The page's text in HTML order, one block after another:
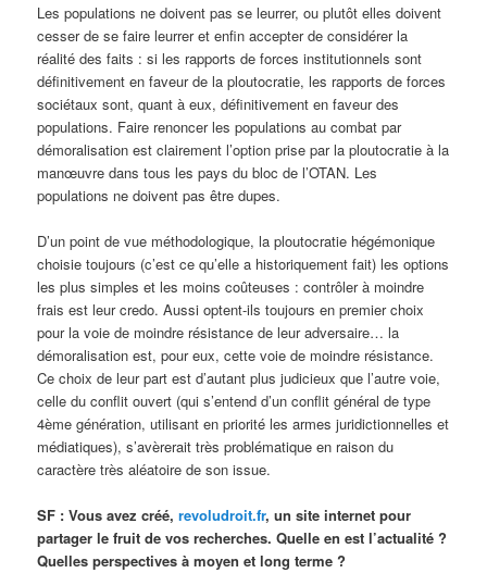
Les populations ne doivent pas se leurrer, ou plutôt elles doivent
cesser de se faire leurrer et enfin accepter de considérer la
réalité des faits : si les rapports de forces institutionnels sont
définitivement en faveur de la ploutocratie, les rapports de forces
sociétaux sont, quant à eux, définitivement en faveur des
populations. Faire renoncer les populations au combat par
démoralisation est clairement l’option prise par la ploutocratie à la
manœuvre dans tous les pays du bloc de l’OTAN. Les
populations ne doivent pas être dupes.
D’un point de vue méthodologique, la ploutocratie hégémonique
choisie toujours (c’est ce qu’elle a historiquement fait) les options
les plus simples et les moins coûteuses : contrôler à moindre
frais est leur credo. Aussi optent-ils toujours en premier choix
pour la voie de moindre résistance de leur adversaire… la
démoralisation est, pour eux, cette voie de moindre résistance.
Ce choix de leur part est d’autant plus judicieux que l’autre voie,
celle du conflit ouvert (qui s’entend d’un conflit général de type
4ème génération, utilisant en priorité les armes juridictionnelles et
médiatiques), s’avèrerait très problématique en raison du
caractère très aléatoire de son issue.
SF : Vous avez créé,revoludroit.fr, un site internet pour
partager le fruit de vos recherches. Quelle en est l’actualité ?
Quelles perspectives à moyen et long terme ?